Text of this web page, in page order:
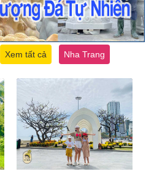
Xem tất cả Nha Trang